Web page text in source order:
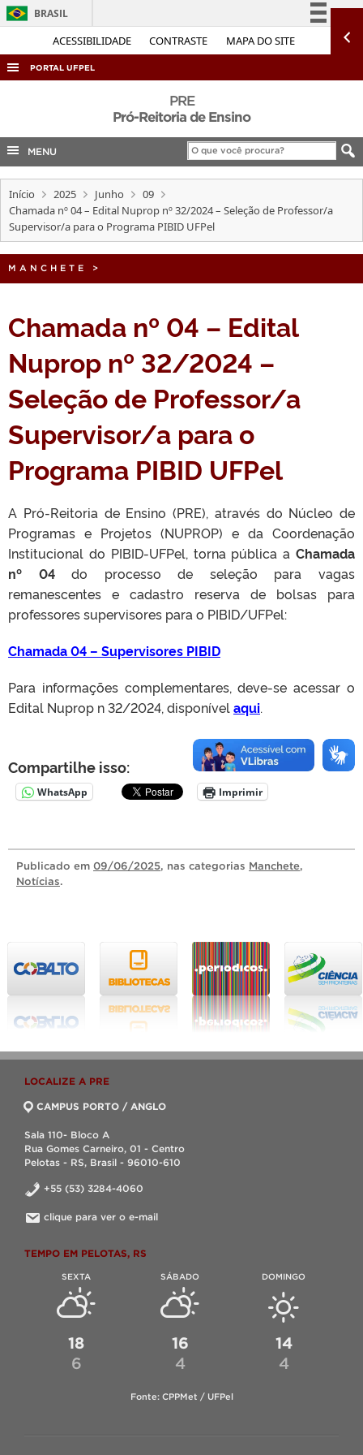
ACESSIBILIDADE CONTRASTE MAPA DO SITE
BRASIL
Simplifique!
Acesso à informação
Legislação
Canais
PORTAL UFPEL
COBALTO
CONCURSOS
EDITAIS
INTERNACIONAL
PRE
Pró-Reitoria de Ensino
MENU
Início 2025 Junho
09
Chamada nº 04 – Edital Nuprop nº 32/2024 – Seleção de Professor/a
Supervisor/a para o Programa PIBID UFPel
MANCHETE >
Chamada nº 04 – Edital
Nuprop nº 32/2024 –
Seleção de Professor/a
Supervisor/a para o
Programa PIBID UFPel
A Pró-Reitoria de Ensino (PRE), através do Núcleo de
Programas e Projetos (NUPROP) e da Coordenação
Institucional do PIBID-UFPel, torna pública a Chamada
nº 04do processo de seleção para vagas
remanescentes e cadastro reserva de bolsas para
professores supervisores para o PIBID/UFPel:
Chamada 04 – Supervisores PIBID
Para informações complementares, deve-se acessar o
Edital Nuprop n 32/2024, disponívelaqui.
Compartilhe isso:
WhatsApp Imprimir
Publicado em 09/06/2025, nas categorias Manchete,
Notícias.
LOCALIZE A PRE
CAMPUS PORTO / ANGLO
Sala 110- Bloco A
Rua Gomes Carneiro, 01 - Centro
Pelotas - RS, Brasil - 96010-610
+55 (53) 3284-4060
clique para ver o e-mail
TEMPO EM PELOTAS, RS
SEXTA
18
6
SÁBADO
16
4
DOMINGO
14
4
Fonte: CPPMet / UFPel